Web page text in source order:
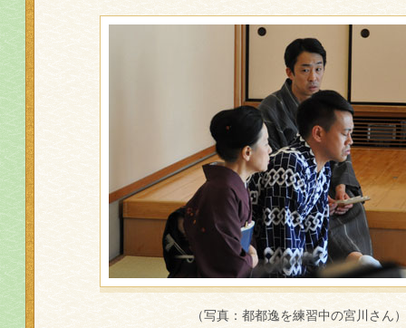
（写真：都都逸を練習中の宮川さん）